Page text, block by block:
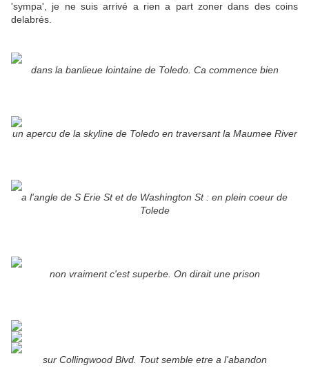
'sympa', je ne suis arrivé a rien a part zoner dans des coins
delabrés.
dans la banlieue lointaine de Toledo. Ca commence bien
un apercu de la skyline de Toledo en traversant la Maumee River
a l'angle de S Erie St et de Washington St : en plein coeur de
Tolede
non vraiment c'est superbe. On dirait une prison
sur Collingwood Blvd. Tout semble etre a l'abandon